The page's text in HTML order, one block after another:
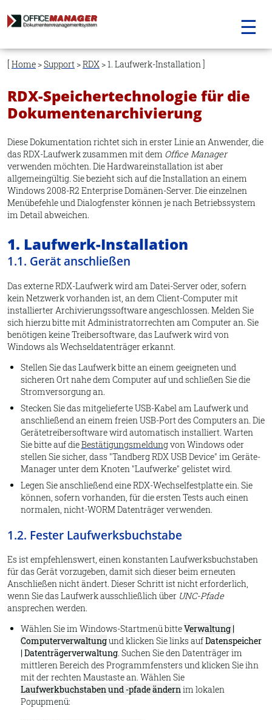
Navigation
überspringen
☰
Home >Support >RDX > 1. Laufwerk-Installation
RDX-Speichertechnologie für die
Dokumentenarchivierung
Diese Dokumentation richtet sich in erster Linie an Anwender, die
das RDX-Laufwerk zusammen mit dem Office Manager
verwenden möchten. Die Hardwareinstallation ist aber
allgemeingültig. Sie bezieht sich auf die Installation an einem
Windows 2008-R2 Enterprise Domänen-Server. Die einzelnen
Menübefehle und Dialogfenster können je nach Betriebssystem
im Detail abweichen.
1. Laufwerk-Installation
1.1. Gerät anschließen
Das externe RDX-Laufwerk wird am Datei-Server oder, sofern
kein Netzwerk vorhanden ist, an dem Client-Computer mit
installierter Archivierungssoftware angeschlossen. Melden Sie
sich hierzu bitte mit Administratorrechten am Computer an. Sie
benötigen keine Treibersoftware, das Laufwerk wird von
Windows als Wechseldatenträger erkannt.
Stellen Sie das Laufwerk bitte an einem geeigneten und
sicheren Ort nahe dem Computer auf und schließen Sie die
Stromversorgung an.
Stecken Sie das mitgelieferte USB-Kabel am Laufwerk und
anschließend an einem freien USB-Port des Computers an. Die
Gerätetreibersoftware wird automatisch installiert. Warten
Sie bitte auf dieBestätigungsmeldungvon Windows oder
stellen Sie sicher, dass "Tandberg RDX USB Device" im Geräte-
Manager unter dem Knoten "Laufwerke" gelistet wird.
Legen Sie anschließend eine RDX-Wechselfestplatte ein. Sie
können, sofern vorhanden, für die ersten Tests auch einen
normalen, nicht-WORM Datenträger verwenden.
1.2. Fester Laufwerksbuchstabe
Es ist empfehlenswert, einen konstanten Laufwerksbuchstaben
für das Gerät vorzugeben, damit sich dieser beim erneuten
Anschließen nicht ändert. Dieser Schritt ist nicht erforderlich,
wenn Sie das Laufwerk ausschließlich über UNC-Pfade
ansprechen werden.
Wählen Sie im Windows-Startmenü bitteVerwaltung |
Computerverwaltungund klicken Sie links aufDatenspeicher
| Datenträgerverwaltung. Suchen Sie den Datenträger im
mittleren Bereich des Programmfensters und klicken Sie ihn
mit der rechten Maustaste an. Wählen Sie
Laufwerkbuchstaben und -pfade ändernim lokalen
Popupmenü: